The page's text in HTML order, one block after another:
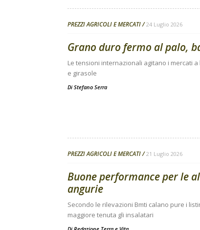
PREZZI AGRICOLI E MERCATI 24 Luglio 2026
Grano duro fermo al palo,
Le tensioni internazionali agitano i mercati
e girasole
Di Stefano Serra
PREZZI AGRICOLI E MERCATI 21 Luglio 2026
Buone performance per le
angurie
Secondo le rilevazioni Bmti calano pure i
maggiore tenuta gli insalatari